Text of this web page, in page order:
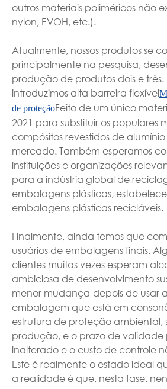
outros materiais poliméricos não
nylon, EVOH, etc.).
Atualmente, nossos produtos se
principalmente na pesquisa,
produção de produtos dois e
introduzimos alta barreira flexível
de proteçãoFeito de um único
2021 para substituir os populares
compósitos revestidos de
mercado. Também esperamos
instituições e organizações
para a indústria global de
embalagens plásticas,
embalagens plásticas recicláveis.
Finalmente, ainda temos que
usuários de embalagens finais.
clientes muitas vezes esperam
ambiciosa de desenvolvimento
menor mudança-depois de usar
embalagem que está em
estrutura de proteção ambiental,
produção, e o prazo de
inalterado e o custo de controle
Este é realmente o estado ideal
a realidade é que, nesta fase,